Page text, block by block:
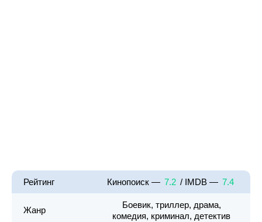
Рейтинг Кинопоиск — 7.2 / IMDB — 7.4
Жанр
Боевик, триллер, драма,
комедия, криминал, детектив